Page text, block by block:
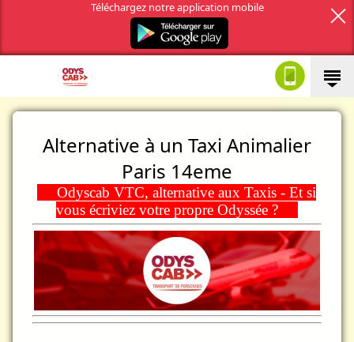
Téléchargez notre application mobile
Alternative à un Taxi Animalier
Paris 14eme
Odyscab VTC, alternative aux Taxis - Et si
vous écriviez votre propre Odyssée ?